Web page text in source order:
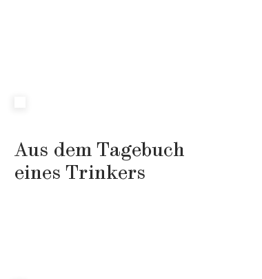
Aus dem Tagebuch
eines Trinkers